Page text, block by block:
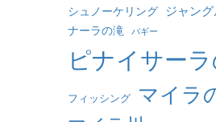
シュノーケリング ジャン
ナーラの滝 バギー
ピナイサー
フィッシング マイラ